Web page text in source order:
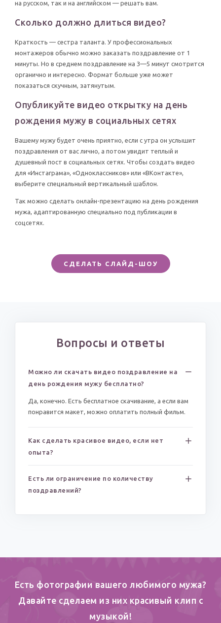
на русском, так и на английском — решать вам.
Сколько должно длиться видео?
Краткость — сестра таланта. У профессиональных
монтажеров обычно можно заказать поздравление от 1
минуты. Но в среднем поздравление на 3—5 минут смотрится
органично и интересно. Формат больше уже может
показаться скучным, затянутым.
Опубликуйте видео открытку на день
рождения мужу в социальных сетях
Вашему мужу будет очень приятно, если с утра он услышит
поздравления от вас лично, а потом увидит теплый и
душевный пост в социальных сетях. Чтобы создать видео
для «Инстаграма», «Одноклассников» или «ВКонтакте»,
выберите специальный вертикальный шаблон.
Так можно сделать онлайн-презентацию на день рождения
мужа, адаптированную специально под публикации в
соцсетях.
СДЕЛАТЬ СЛАЙД-ШОУ
Вопросы и ответы
Можно ли скачать видео поздравление на
день рождения мужу бесплатно?
Да, конечно. Есть бесплатное скачивание, а если вам
понравится макет, можно оплатить полный фильм.
Как сделать красивое видео, если нет
опыта?
Есть ли ограничение по количеству
поздравлений?
Есть фотографии вашего любимого мужа?
Давайте сделаем из них красивый клип c
музыкой!